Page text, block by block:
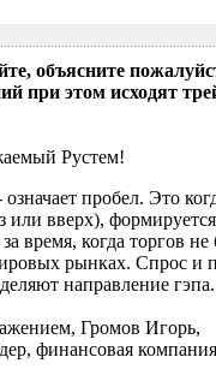
объясните
при этом исходят
Рустем!
означает пробел. Это
или вверх),
за время, когда торгов
рынках. Спрос и
направление гэпа.
Громов Игорь,
финансовая